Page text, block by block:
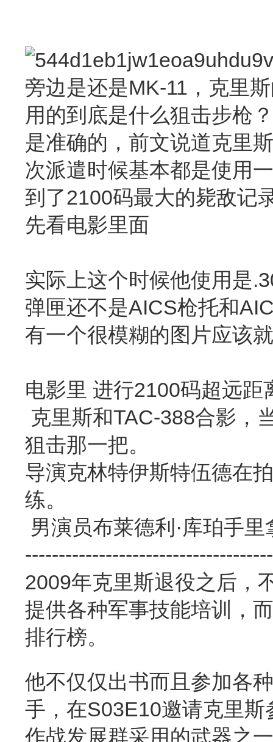
旁边是还是MK-11，克里
用的到底是什么狙击步枪
是准确的，前文说道克里
次派遣时候基本都是使用
到了2100码最大的毙敌记
先看电影里面
实际上这个时候他使用是
弹匣还不是AICS枪托和
有一个很模糊的图片应该
电影里 进行2100码超远
克里斯和TAC-388合影，
狙击那一把。
导演克林特伊斯特伍德在
练。
男演员布莱德利·库珀手
2009年克里斯退役之后，
提供各种军事技能培训，
排行榜。
他不仅仅出书而且参加各
手，在S03E10邀请克里
作战发展群采用的武器之